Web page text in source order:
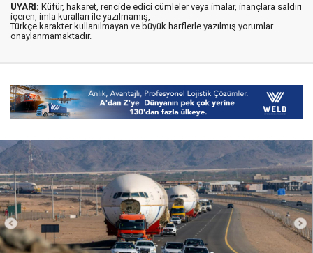
UYARI: Küfür, hakaret, rencide edici cümleler veya imalar, inançlara saldırı
içeren, imla kuralları ile yazılmamış,
Türkçe karakter kullanılmayan ve büyük harflerle yazılmış yorumlar
onaylanmamaktadır.